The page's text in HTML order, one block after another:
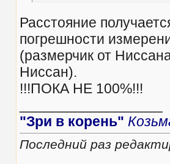
Расстояние
погрешности
(размерчик от
Ниссан).
!!!ПОКА НЕ 100%!!!
"Зри в корень"
Последний раз